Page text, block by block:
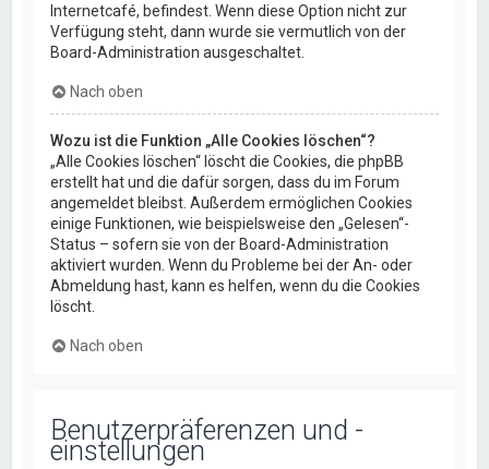
Internetcafé, befindest. Wenn diese Option nicht zur
Verfügung steht, dann wurde sie vermutlich von der
Board-Administration ausgeschaltet.
Nach oben
Wozu ist die Funktion „Alle Cookies löschen“?
„Alle Cookies löschen“ löscht die Cookies, die phpBB
erstellt hat und die dafür sorgen, dass du im Forum
angemeldet bleibst. Außerdem ermöglichen Cookies
einige Funktionen, wie beispielsweise den „Gelesen“-
Status – sofern sie von der Board-Administration
aktiviert wurden. Wenn du Probleme bei der An- oder
Abmeldung hast, kann es helfen, wenn du die Cookies
löscht.
Nach oben
Benutzerpräferenzen und -
einstellungen